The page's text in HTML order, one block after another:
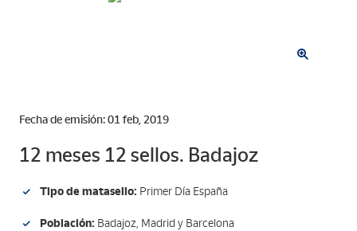
Fecha de emisión: 01 feb, 2019
12 meses 12 sellos. Badajoz
Tipo de matasello: Primer Día España
Población: Badajoz, Madrid y Barcelona